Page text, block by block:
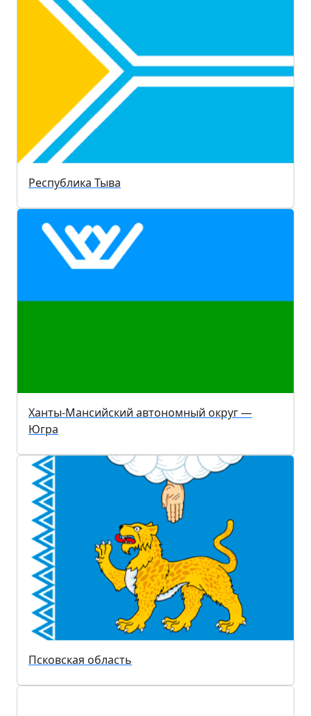
Республика Тыва
Ханты-Мансийский автономный округ —
Югра
Псковская область